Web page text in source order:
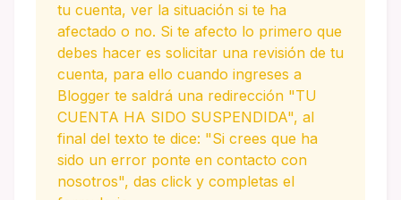
tu cuenta, ver la situación si te ha
afectado o no. Si te afecto lo primero que
debes hacer es solicitar una revisión de tu
cuenta, para ello cuando ingreses a
Blogger te saldrá una redirección "TU
CUENTA HA SIDO SUSPENDIDA", al
final del texto te dice: "Si crees que ha
sido un error ponte en contacto con
nosotros", das click y completas el